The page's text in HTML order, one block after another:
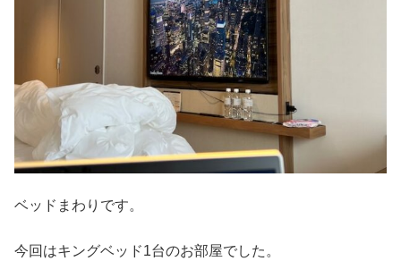
ベッドまわりです。
今回はキングベッド1台のお部屋でした。